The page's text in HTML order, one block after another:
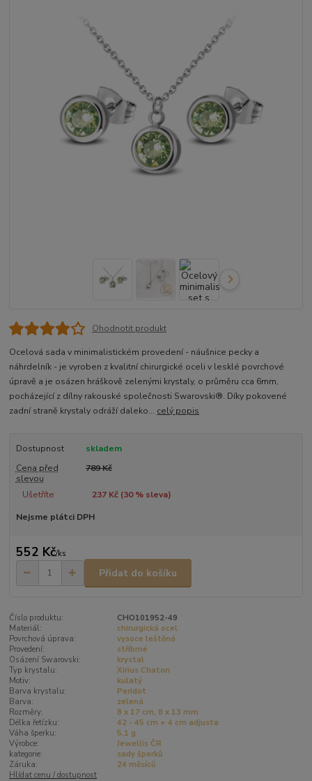
Ohodnotit produkt
Ocelová sada v minimalistickém provedení - náušnice pecky a
náhrdelník - je vyroben z kvalitní chirurgické oceli v lesklé povrchové
úpravě a je osázen hráškově zelenými krystaly, o průměru cca 6mm,
pocházející z dílny rakouské společnosti Swarovski®. Díky pokovené
zadní straně krystaly odráží daleko... celý popis
Dostupnost
skladem
Cena před
slevou
789 Kč
Ušetříte 237 Kč (30% sleva)
Nejsme plátci DPH
552 Kč/ks
Přidat do košíku
Číslo produktu:
CHO101952-49
Materiál:
chirurgická ocel
Povrchová úprava:
vysoce leštěná
Provedení:
stříbrné
Osázení Swarovski:
krystal
Typ krystalu:
Xirius Chaton
Motiv:
kulatý
Barva krystalu:
Peridot
Barva:
zelená
Rozměry:
8 x 17 cm, 8 x 13 mm
Délka řetízku:
42 - 45 cm + 4 cm adjusta
Váha šperku:
5,1 g
Výrobce:
Jewellis ČR
kategorie:
sady šperků
Záruka:
24 měsíců
Hlídat cenu / dostupnost